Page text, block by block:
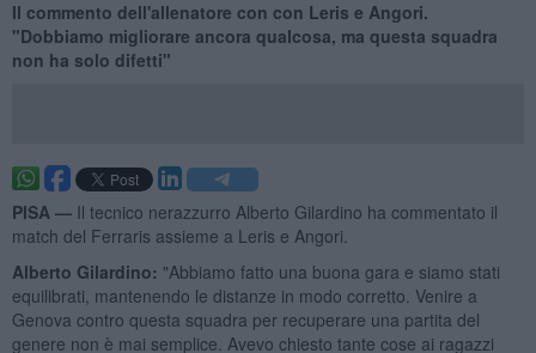
Il commento dell'allenatore con con Leris e Angori.
"Dobbiamo migliorare ancora qualcosa, ma questa squadra
non ha solo difetti"
PISA — Il tecnico nerazzurro Alberto Gilardino ha commentato il
match del Ferraris assieme a Leris e Angori.
Alberto Gilardino: "Abbiamo fatto una buona gara e siamo stati
equilibrati, mantenendo le distanze in modo corretto. Venire a
Genova contro questa squadra per recuperare una partita del
genere non è mai semplice. Avevo chiesto tante cose ai ragazzi